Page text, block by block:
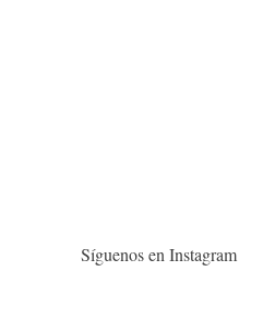
Síguenos en Instagram